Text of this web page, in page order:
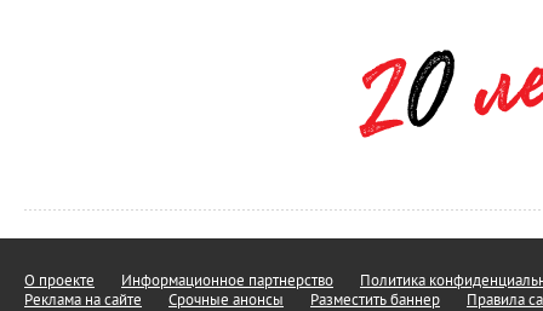
О проекте Информационное партнерство
Политика
Реклама на сайте
Срочные анонсы Разместить баннер Правила